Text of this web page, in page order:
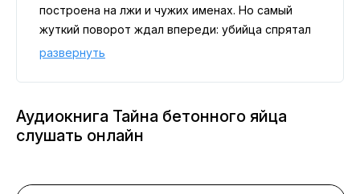
построена на лжи и чужих именах. Но самый
жуткий поворот ждал впереди: убийца спрятал
тело так, что без случайности его могли не
манипуляции и одной из самых изощрённых
развернуть
Аудиокнига Тайна бетонного яйца
слушать онлайн